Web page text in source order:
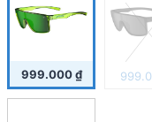
999.000₫